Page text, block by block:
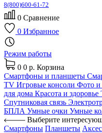
8(800)600-61-72
0 Сравнение
0 Избранное
Режим работы
0 0 р. Корзина
Смартфоны и планшеты
TV Игровые консоли Фото и
для дома Красота и здоровье
Спутниковая связь
БПЛА Умные очки Умные
Выберите
Смартфоны Планшеты